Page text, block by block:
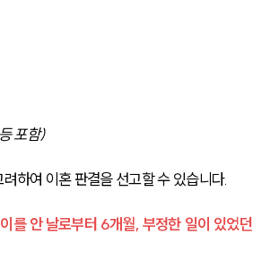
포함)
하여 이혼 판결을 선고할 수 있습니다.
를 안 날로부터 6개월, 부정한 일이 있었